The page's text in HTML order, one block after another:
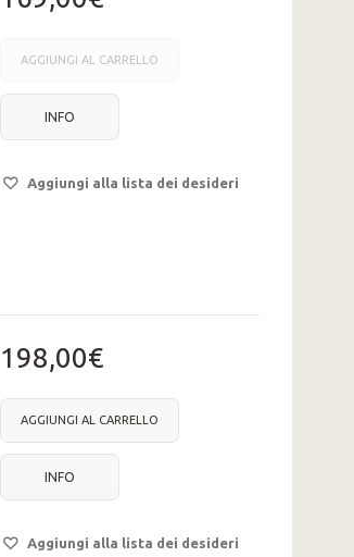
AGGIUNGI AL CARRELLO
INFO
Aggiungi alla lista dei desideri
198,00€
AGGIUNGI AL CARRELLO
INFO
Aggiungi alla lista dei desideri